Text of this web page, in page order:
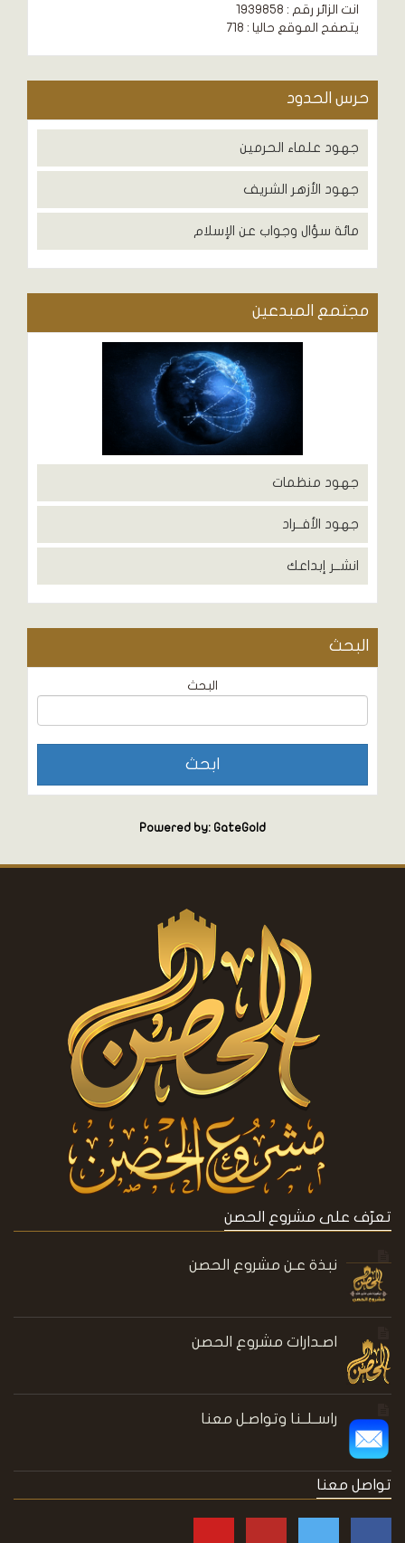
انت الزائر رقم : 1939858
يتصفح الموقع حاليا : 718
حرس الحدود
جهود علماء الحرمين
جهود الأزهر الشريف
مائة سؤال وجواب عن الإسلام
مجتمع المبدعين
جهود منظمات
جهود الأفــراد
انشــر إبداعك
البحث
البحث
Powered by: GateGold
تعرّف على مشروع الحصن
نبذة عـن مشروع الحصن
اصـدارات مشروع الحصن
راســلــنا وتواصـل معنا
تواصل معنا